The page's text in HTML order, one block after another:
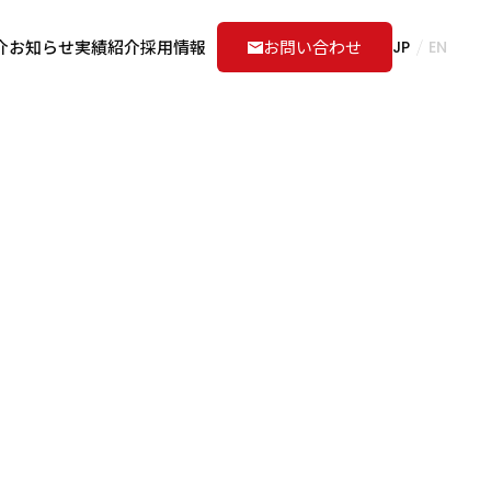
お知らせ実績紹介採用情報 お問い合わせ JP EN